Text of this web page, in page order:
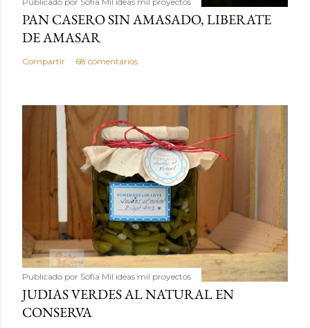
PAN CASERO SIN AMASADO, LIBERATE
DE AMASAR
Compartir 68 comentarios
Publicado por Sofía Mil ideas mil proyectos
JUDIAS VERDES AL NATURAL EN
CONSERVA